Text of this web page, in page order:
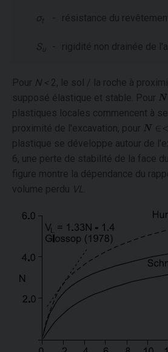
σt - résistance du
Su - rigidité non drainée de
Pour N < 2, le sol / la roche à
supposé élastique et stable. Pour
plastiques locales commencent à
proximité de l'excavation, pour
plastique se développe autour de
6, une perte de stabilité de la face
figure montre la dépendance du
volume perdu VL